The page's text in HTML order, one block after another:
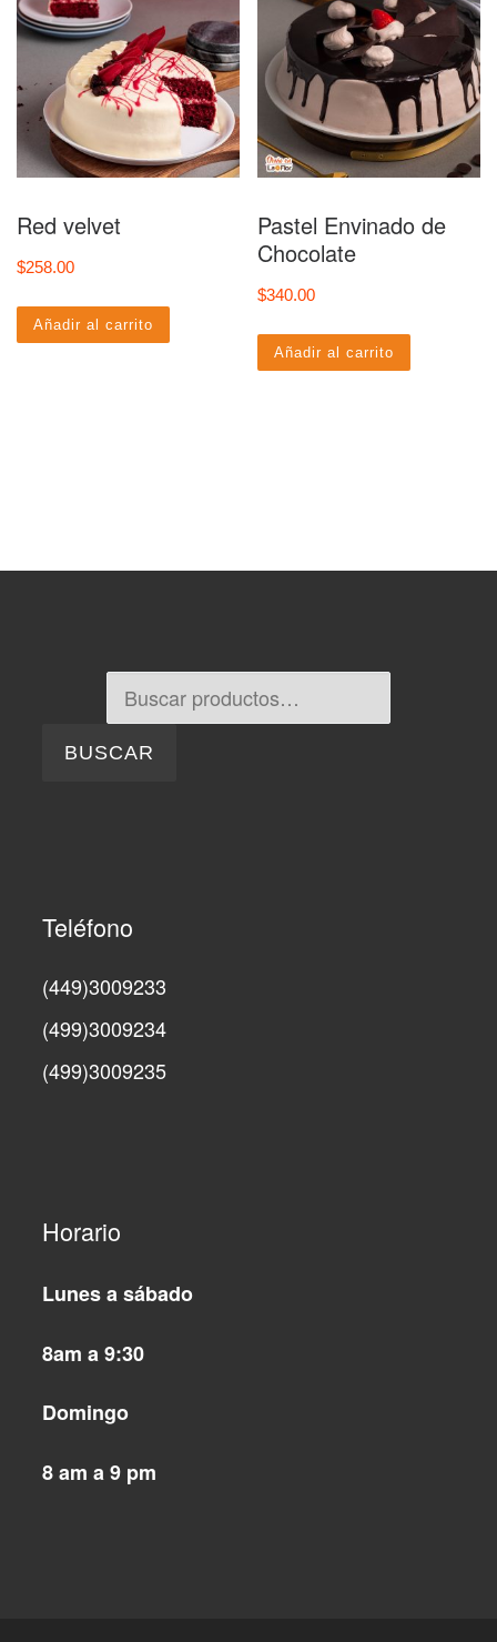
Red velvet
$258.00
Añadir al carrito
Pastel Envinado de
Chocolate
$340.00
Añadir al carrito
BUSCAR
Teléfono
(449)3009233
(499)3009234
(499)3009235
Horario
Lunes a sábado
8am a 9:30
Domingo
8 am a 9 pm